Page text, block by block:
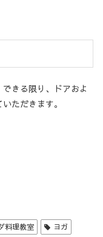
きる限り、ドアおよ
ただきます。
料理教室
ヨガ